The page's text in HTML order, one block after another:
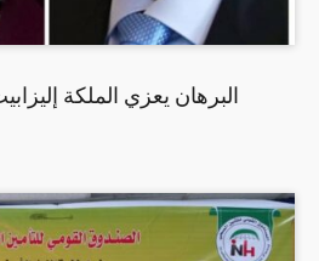
البرهان يعزي الملكة